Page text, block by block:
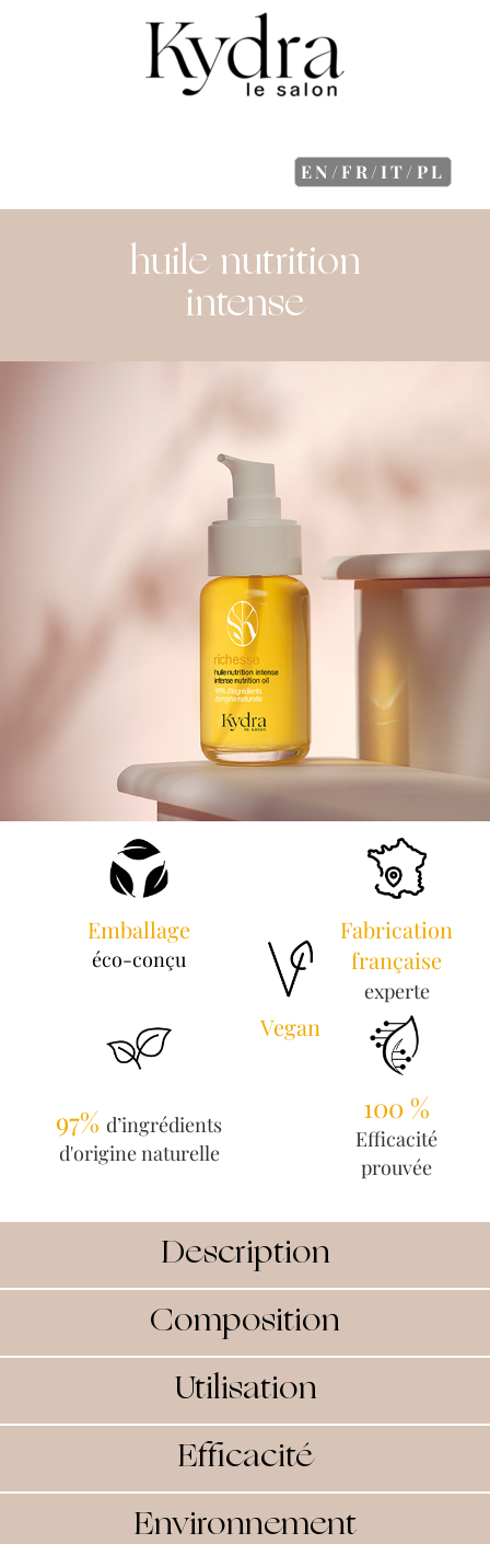
EN/FR/IT/PL
huile nutrition
intense
Emballage
éco-conçu
Fabrication
française
experte
Vegan
97% d’ingrédients
d'origine naturelle
100 %
Efficacité
prouvée
Description
Composition
Utilisation
Efficacité
Environnement